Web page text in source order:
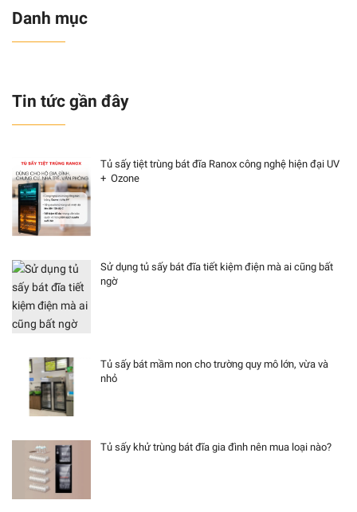
Danh mục
Tin tức gần đây
Tủ sấy tiệt trùng bát đĩa Ranox công nghệ hiện đại UV
+ Ozone
Sử dụng tủ sấy bát đĩa tiết kiệm điện mà ai cũng bất
ngờ
Tủ sấy bát mầm non cho trường quy mô lớn, vừa và
nhỏ
Tủ sấy khử trùng bát đĩa gia đình nên mua loại nào?